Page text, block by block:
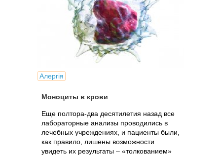
Алергія
Моноциты в крови
Еще полтора-два десятилетия назад все
лабораторные анализы проводились в
лечебных учреждениях, и пациенты были,
как правило, лишены возможности
увидеть их результаты – «толкованием»